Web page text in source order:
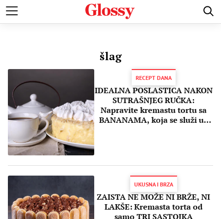
POZNATI MODA I LEPOTA ZDRAVI I SREĆNI LJUBAV
šlag
RECEPT DANA
IDEALNA POSLASTICA NAKON
SUTRAŠNJEG RUČKA:
Napravite kremastu tortu sa
BANANAMA, koja se služi uz
UKUSNA I BRZA
ZAISTA NE MOŽE NI BRŽE, NI
LAKŠE: Kremasta torta od
samo TRI SASTOJKA